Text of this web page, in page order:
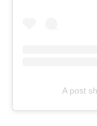
A post